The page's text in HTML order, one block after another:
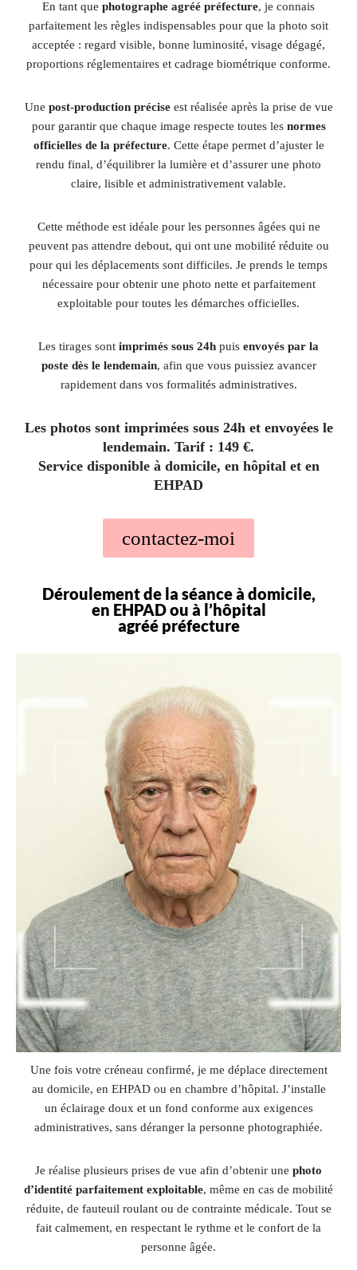
En tant que photographe agréé préfecture, je connais
parfaitement les règles indispensables pour que la photo soit
acceptée : regard visible, bonne luminosité, visage dégagé,
proportions réglementaires et cadrage biométrique conforme.
Une post-production préciseest réalisée après la prise de vue
pour garantir que chaque image respecte toutes les normes
officielles de la préfecture. Cette étape permet d’ajuster le
rendu final, d’équilibrer la lumière et d’assurer une photo
claire, lisible et administrativement valable.
Cette méthode est idéale pour les personnes âgées qui ne
peuvent pas attendre debout, qui ont une mobilité réduite ou
pour qui les déplacements sont difficiles. Je prends le temps
nécessaire pour obtenir une photo nette et parfaitement
exploitable pour toutes les démarches officielles.
Les tirages sont imprimés sous 24h puis envoyés par la
poste dès le lendemain, afin que vous puissiez avancer
rapidement dans vos formalités administratives.
Les photos sont imprimées sous 24h et envoyées le
lendemain. Tarif : 149 €.
Service disponible à domicile, en hôpital et en
EHPAD
contactez-moi
Déroulement de la séance à domicile,
en EHPAD ou à l’hôpital
agréé préfecture
Une fois votre créneau confirmé, je me déplace directement
au domicile, en EHPAD ou en chambre d’hôpital. J’installe
un éclairage doux et un fond conforme aux exigences
administratives, sans déranger la personne photographiée.
Je réalise plusieurs prises de vue afin d’obtenir une photo
d’identité parfaitement exploitable, même en cas de mobilité
réduite, de fauteuil roulant ou de contrainte médicale. Tout se
fait calmement, en respectant le rythme et le confort de la
personne âgée.